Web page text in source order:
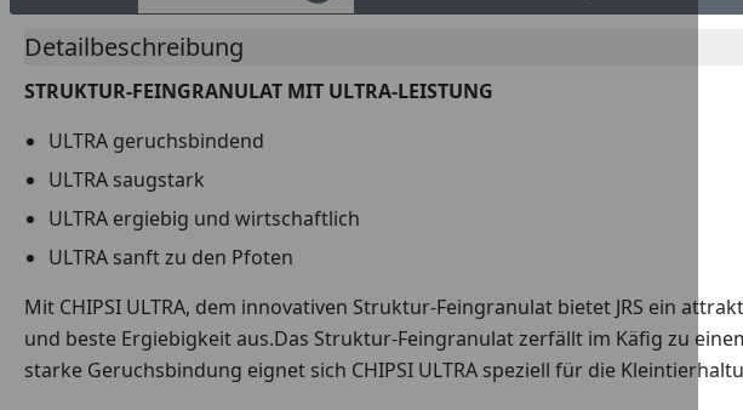
Detailbeschreibung
STRUKTUR-FEINGRANULAT MIT ULTRA-LEISTUNG
ULTRA geruchsbindend
ULTRA saugstark
ULTRA ergiebig und wirtschaftlich
ULTRA sanft zu den Pfoten
Mit CHIPSI ULTRA, dem innovativen Struktur-Feingranulat bietet JRS ein
und beste Ergiebigkeit aus.Das Struktur-Feingranulat zerfällt im Käfig zu
starke Geruchsbindung eignet sich CHIPSI ULTRA speziell für die